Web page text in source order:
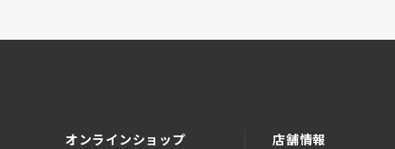
オンラインショップ 店舗情報